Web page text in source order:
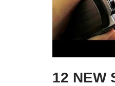
12 NEW